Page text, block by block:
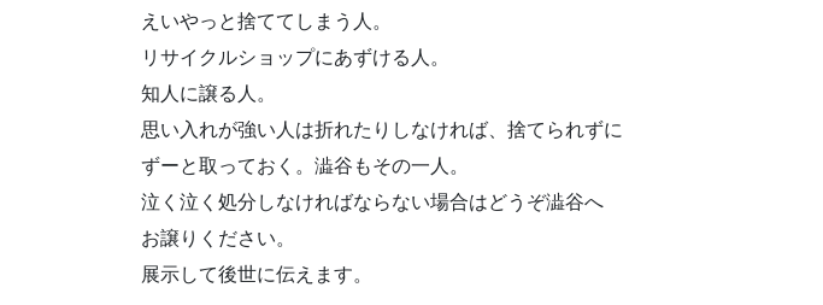
えいやっと捨ててしまう人。
リサイクルショップにあずける人。
知人に譲る人。
思い入れが強い人は折れたりしなければ、捨てられずに
ずーと取っておく。澁谷もその一人。
泣く泣く処分しなければならない場合はどうぞ澁谷へ
お譲りください。
展示して後世に伝えます。